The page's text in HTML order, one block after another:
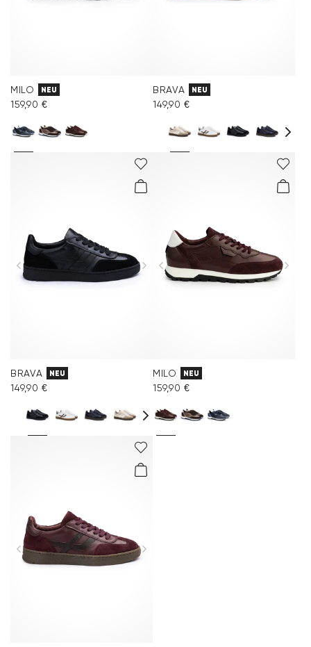
MILO NEU
159,90 €
BRAVA NEU
149,90 €
BRAVA NEU
149,90 €
MILO NEU
159,90 €